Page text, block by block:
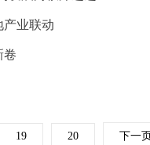
产业联动
卷
19 20 下一